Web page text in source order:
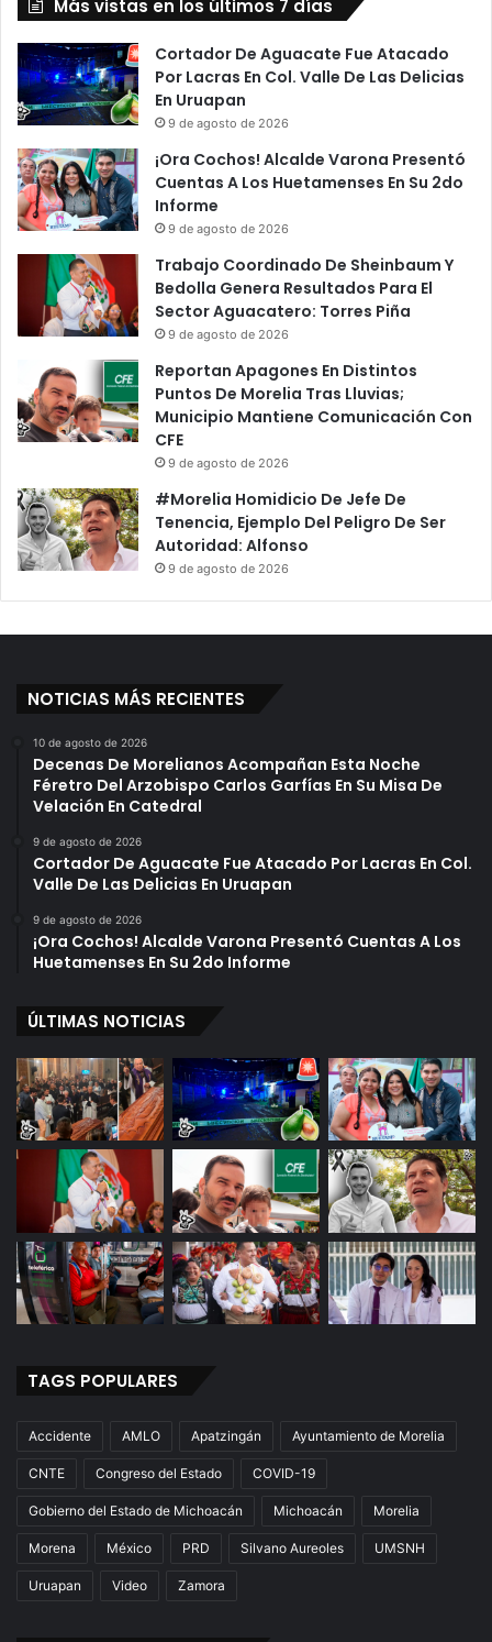
Más vistas en los últimos 7 días
Cortador De Aguacate Fue Atacado
Por Lacras En Col. Valle De Las Delicias
En Uruapan
9 de agosto de 2026
¡Ora Cochos! Alcalde Varona Presentó
Cuentas A Los Huetamenses En Su 2do
Informe
9 de agosto de 2026
Trabajo Coordinado De Sheinbaum Y
Bedolla Genera Resultados Para El
Sector Aguacatero: Torres Piña
9 de agosto de 2026
Reportan Apagones En Distintos
Puntos De Morelia Tras Lluvias;
Municipio Mantiene Comunicación Con
CFE
9 de agosto de 2026
#Morelia Homidicio De Jefe De
Tenencia, Ejemplo Del Peligro De Ser
Autoridad: Alfonso
9 de agosto de 2026
NOTICIAS MÁS RECIENTES
10 de agosto de 2026
Decenas De Morelianos Acompañan Esta Noche
Féretro Del Arzobispo Carlos Garfías En Su Misa De
Velación En Catedral
9 de agosto de 2026
Cortador De Aguacate Fue Atacado Por Lacras En Col.
Valle De Las Delicias En Uruapan
9 de agosto de 2026
¡Ora Cochos! Alcalde Varona Presentó Cuentas A Los
Huetamenses En Su 2do Informe
ÚLTIMAS NOTICIAS
TAGS POPULARES
Accidente AMLO Apatzingán Ayuntamiento de Morelia
CNTE Congreso del Estado COVID-19
Gobierno del Estado de Michoacán Michoacán Morelia
Morena México PRD Silvano Aureoles UMSNH
Uruapan Video Zamora